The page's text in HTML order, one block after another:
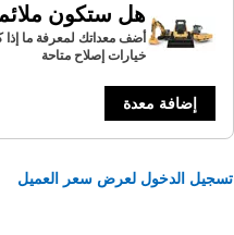
هل ستكون
أضف معداتك لمعرفة ما إذا
خيارات إصلاح متاحة
إضافة معدة
الدخول لعرض سعر العميل